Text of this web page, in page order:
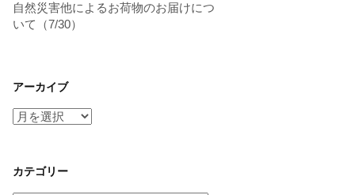
自然災害他によるお荷物のお届けにつ
いて（7/30）
アーカイブ
ア
イ
ブ
カテゴリー